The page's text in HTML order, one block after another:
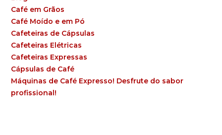
Café em Grãos
Café Moído e em Pó
Cafeteiras de Cápsulas
Cafeteiras Elétricas
Cafeteiras Expressas
Cápsulas de Café
Máquinas de Café Expresso! Desfrute do sabor
profissional!